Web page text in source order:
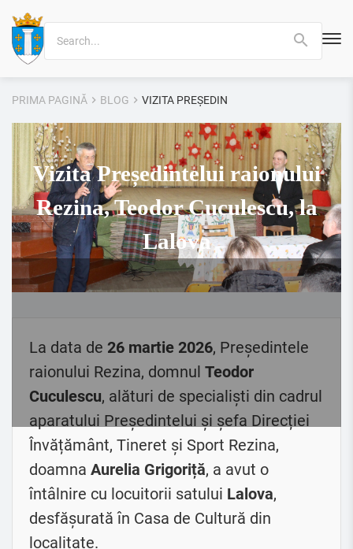
Search
for:
PRIMA PAGINĂ BLOG VIZITA PREȘEDINTELUI RAIONULUI
Vizita Președintelui raionului
Rezina, Teodor Cuculescu, la
Lalova
La data de 26 martie 2026, Președintele
raionului Rezina, domnulTeodor
Cuculescu, alături de specialiști din cadrul
aparatului Președintelui și șefa Direcției
Învățământ, Tineret și Sport Rezina,
doamnaAurelia Grigoriță, a avut o
întâlnire cu locuitorii satului Lalova,
desfășurată în Casa de Cultură din
localitate.